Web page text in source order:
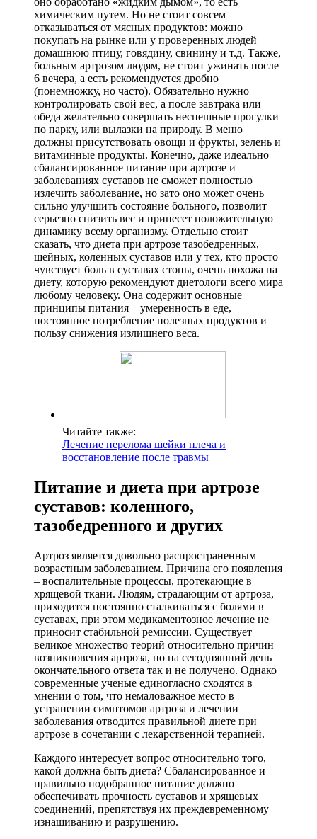
химическим путем. Но не стоит совсем
отказываться от мясных продуктов: можно
покупать на рынке или у проверенных людей
домашнюю птицу, говядину, свинину и т.д. Также,
больным артрозом людям, не стоит ужинать после
6 вечера, а есть рекомендуется дробно
(понемножку, но часто). Обязательно нужно
контролировать свой вес, а после завтрака или
обеда желательно совершать неспешные прогулки
по парку, или вылазки на природу. В меню
должны присутствовать овощи и фрукты, зелень и
витаминные продукты. Конечно, даже идеально
сбалансированное питание при артрозе и
заболеваниях суставов не сможет полностью
излечить заболевание, но зато оно может очень
сильно улучшить состояние больного, позволит
серьезно снизить вес и принесет положительную
динамику всему организму. Отдельно стоит
сказать, что диета при артрозе тазобедренных,
шейных, коленных суставов или у тех, кто просто
чувствует боль в суставах стопы, очень похожа на
диету, которую рекомендуют диетологи всего мира
любому человеку. Она содержит основные
принципы питания – умеренность в еде,
постоянное потребление полезных продуктов и
пользу снижения излишнего веса.
Читайте также:
Лечение перелома шейки плеча и
восстановление после травмы
Питание и диета при артрозе
суставов: коленного,
тазобедренного и других
Артроз является довольно распространенным
возрастным заболеванием. Причина его появления
– воспалительные процессы, протекающие в
хрящевой ткани. Людям, страдающим от артроза,
приходится постоянно сталкиваться с болями в
суставах, при этом медикаментозное лечение не
приносит стабильной ремиссии. Существует
великое множество теорий относительно причин
возникновения артроза, но на сегодняшний день
окончательного ответа так и не получено. Однако
современные ученые единогласно сходятся в
мнении о том, что немаловажное место в
устранении симптомов артроза и лечении
заболевания отводится правильной диете при
артрозе в сочетании с лекарственной терапией.
Каждого интересует вопрос относительно того,
какой должна быть диета? Сбалансированное и
правильно подобранное питание должно
обеспечивать прочность суставов и хрящевых
соединений, препятствуя их преждевременному
изнашиванию и разрушению.